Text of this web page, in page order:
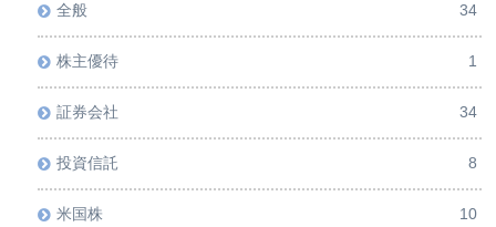
全般 34
株主優待 1
証券会社 34
投資信託 8
米国株 10